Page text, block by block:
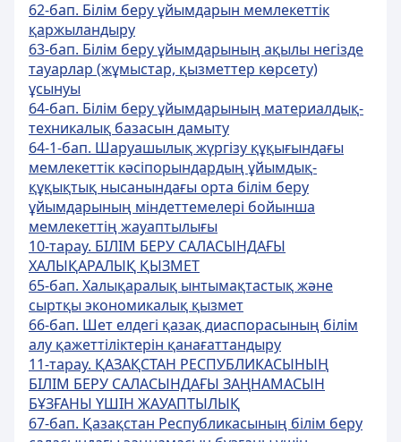
62-бап. Білім беру ұйымдарын мемлекеттік
қаржыландыру
63-бап. Білім беру ұйымдарының ақылы негізде
тауарлар (жұмыстар, қызметтер көрсету)
ұсынуы
64-бап. Білім беру ұйымдарының материалдық-
техникалық базасын дамыту
64-1-бап. Шаруашылық жүргізу құқығындағы
мемлекеттік кәсіпорындардың ұйымдық-
құқықтық нысанындағы орта білім беру
ұйымдарының міндеттемелері бойынша
мемлекеттің жауаптылығы
10-тарау. БІЛІМ БЕРУ САЛАСЫНДАҒЫ
ХАЛЫҚАРАЛЫҚ ҚЫЗМЕТ
65-бап. Халықаралық ынтымақтастық және
сыртқы экономикалық қызмет
66-бап. Шет елдегі қазақ диаспорасының білім
алу қажеттіліктерін қанағаттандыру
11-тарау. ҚАЗАҚСТАН РЕСПУБЛИКАСЫНЫҢ
БІЛІМ БЕРУ САЛАСЫНДАҒЫ ЗАҢНАМАСЫН
БҰЗҒАНЫ ҮШІН ЖАУАПТЫЛЫҚ
67-бап. Қазақстан Республикасының білім беру